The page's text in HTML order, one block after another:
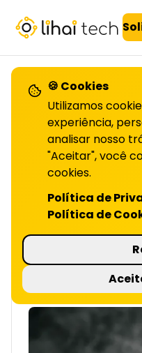
LiHai - Página inicial
VOLTAR PARA O
7 passos
DO SEU
Implementar um
pode beneficiar
empresa. Mas, para
essencial um
custos.
4 minutos de
🍪 Cookies
Utilizamos
experiência,
analisar nosso
"Aceitar", você
cookies.
Política de
Política de